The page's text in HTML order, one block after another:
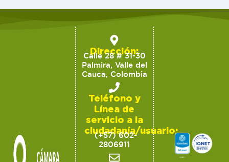
Dirección:
Calle 28 # 31-30
Palmira, Valle del
Cauca, Colombia
Teléfono y
Línea de
servicio a la
ciudadanía/usuario:
(+57) 602-
2806911